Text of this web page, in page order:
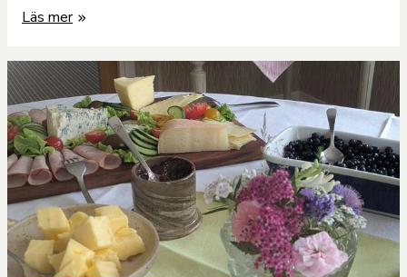
Läs mer